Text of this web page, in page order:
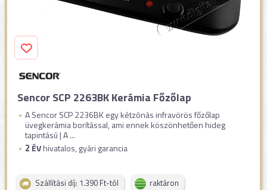
Sencor SCP 2263BK Kerámia Főzőlap
A Sencor SCP 2236BK egy kétzónás infravörös főzőlap
üvegkerámia borítással, ami ennek köszönhetően hideg
tapintású | A ...
2 ÉVhivatalos, gyári garancia
Szállítási díj: 1.390 Ft-tól raktáron